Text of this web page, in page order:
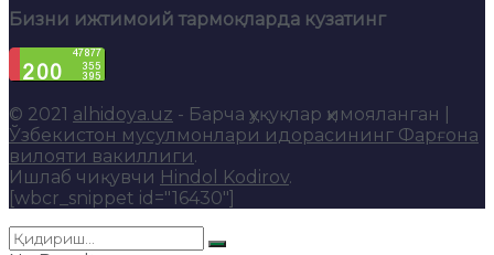
Бизни ижтимоий тармоқларда кузатинг
© 2021 alhidoya.uz - Барча ҳуқуқлар ҳимояланган |
Ўзбекистон мусулмонлари идорасининг Фарғона
вилояти вакиллиги.
Ишлаб чиқувчи Hindol Kodirov.
[wbcr_snippet id="16430"]